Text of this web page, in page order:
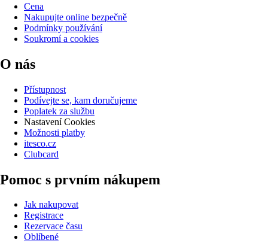
Cena
Nakupujte online bezpečně
Podmínky používání
Soukromí a cookies
O nás
Přístupnost
Podívejte se, kam doručujeme
Poplatek za službu
Nastavení Cookies
Možnosti platby
itesco.cz
Clubcard
Pomoc s prvním nákupem
Jak nakupovat
Registrace
Rezervace času
Oblíbené